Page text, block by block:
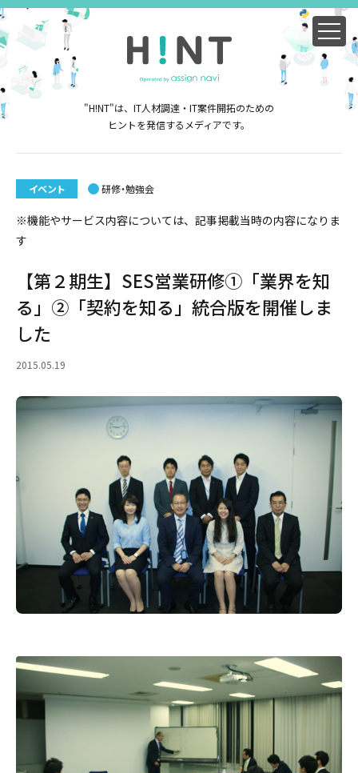
"H!NT"は、IT人材調達・IT案件開拓のための
ヒントを発信するメディアです。
イベント 研修・勉強会
※機能やサービス内容については、記事掲載当時の内容になりま
す
【第２期生】SES営業研修①「業界を知
る」②「契約を知る」統合版を開催しま
した
2015.05.19